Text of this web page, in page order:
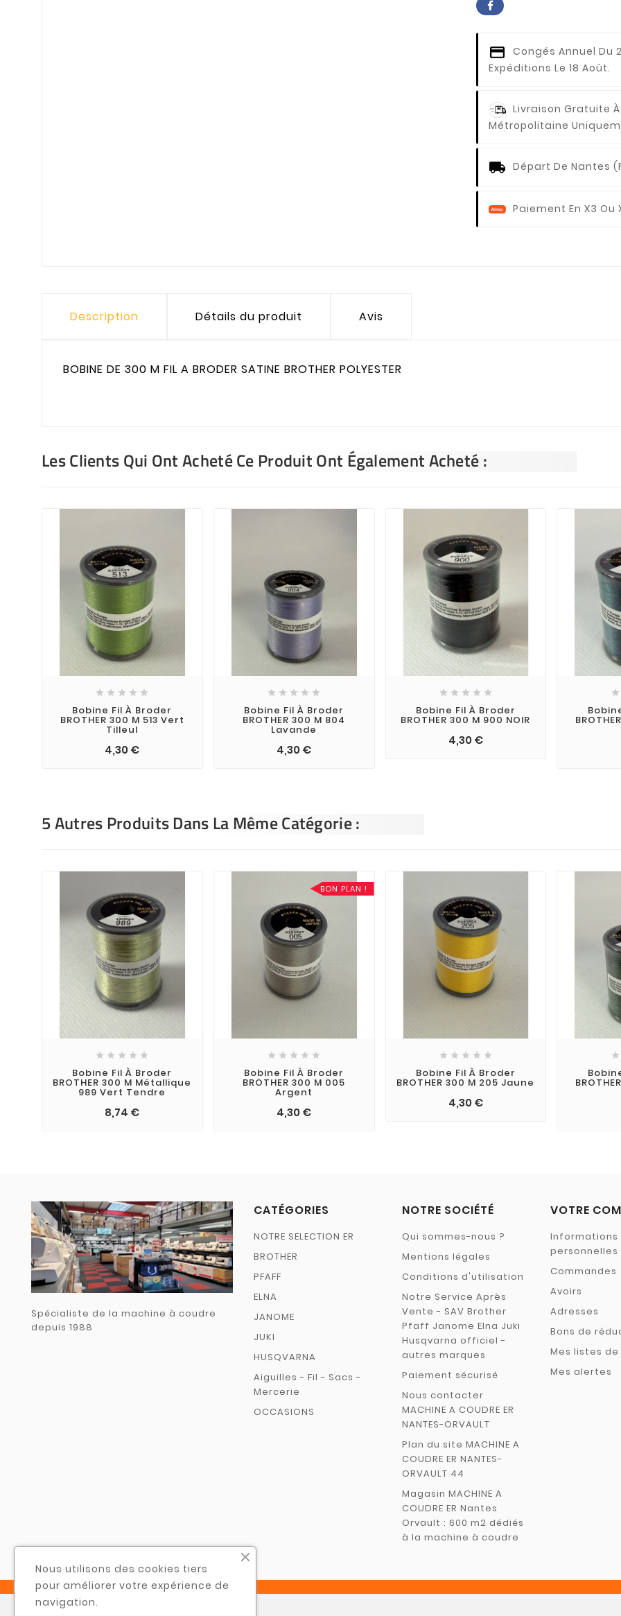
Congés Annuel Du
Expéditions Le 18 Août.
Livraison Gratuite
Métropolitaine
Départ De Nantes
Paiement En X3 Ou
Description Détails du produit Avis
BOBINE DE 300 M FIL A BRODER SATINE BROTHER POLYESTER
Les Clients Qui Ont Acheté Ce Produit Ont Également Acheté :
    
Bobine Fil À Broder
BROTHER 300 M 513 Vert
Tilleul
4,30 €
    
Bobine Fil À Broder
BROTHER 300 M 804
Lavande
4,30 €
    
Bobine Fil À Broder
BROTHER 300 M 900 NOIR
4,30 €

5 Autres Produits Dans La Même Catégorie :
    
Bobine Fil À Broder
BROTHER 300 M Métallique
989 Vert Tendre
8,74 €
BON PLAN !
    
Bobine Fil À Broder
BROTHER 300 M 005
Argent
4,30 €
    
Bobine Fil À Broder
BROTHER 300 M 205 Jaune
4,30 €

Spécialiste de la machine à coudre
depuis 1988
CATÉGORIES
NOTRE SELECTION ER
BROTHER
PFAFF
ELNA
JANOME
JUKI
HUSQVARNA
Aiguilles - Fil - Sacs -
Mercerie
OCCASIONS
NOTRE SOCIÉTÉ
Qui sommes-nous ?
Mentions légales
Conditions d'utilisation
Notre Service Après
Vente - SAV Brother
Pfaff Janome Elna Juki
Husqvarna officiel -
autres marques
Paiement sécurisé
Nous contacter
MACHINE A COUDRE ER
NANTES-ORVAULT
Plan du site MACHINE A
COUDRE ER NANTES-
ORVAULT 44
Magasin MACHINE A
COUDRE ER Nantes
Orvault : 600 m2 dédiés
à la machine à coudre
VOTRE
Informations
personnelles
Commandes
Avoirs
Adresses
Bons de
Mes listes
Mes alertes
Nous utilisons des cookies tiers
pour améliorer votre expérience de
navigation.